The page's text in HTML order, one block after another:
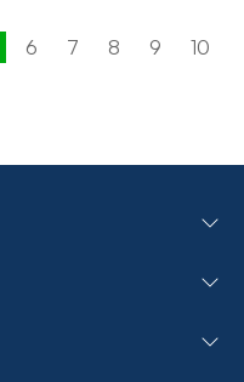
6 7 8 9 10